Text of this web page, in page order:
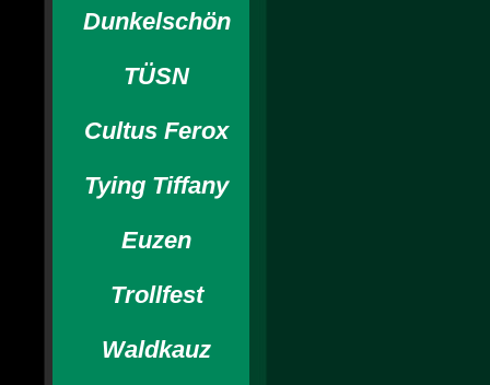
Dunkelschön
TÜSN
Cultus Ferox
Tying Tiffany
Euzen
Trollfest
Waldkauz